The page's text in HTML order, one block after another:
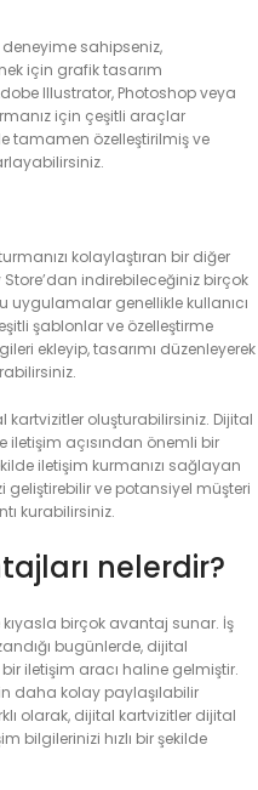
sahipseniz,
için grafik tasarım
Illustrator, Photoshop veya
için çeşitli araçlar
tamamen özelleştirilmiş ve
kolaylaştıran bir diğer
indirebileceğiniz birçok
uygulamalar genellikle kullanıcı
şablonlar ve özelleştirme
ekleyip, tasarımı düzenleyerek
oluşturabilirsiniz. Dijital
iletişim açısından önemli bir
iletişim kurmanızı sağlayan
geliştirebilir ve potansiyel müşteri
kurabilirsiniz.
nelerdir?
kıyasla birçok avantaj sunar. İş
bugünlerde, dijital
iletişim aracı haline gelmiştir.
daha kolay paylaşılabilir
olarak, dijital kartvizitler dijital
bilgilerinizi hızlı bir şekilde